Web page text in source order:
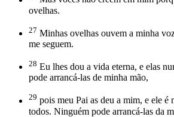
ovelhas.
27 Minhas ovelhas ouvem a minha
me seguem.
28 Eu lhes dou a vida eterna, e elas
pode arrancá-las de minha mão,
29 pois meu Pai as deu a mim, e ele é
todos. Ninguém pode arrancá-las da